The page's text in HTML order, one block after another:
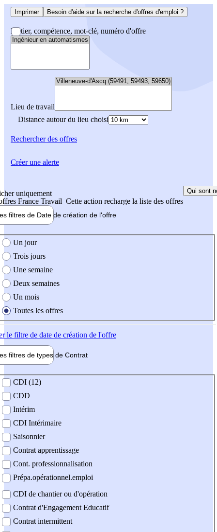
Imprimer Besoin d'aide sur la recherche d'offres d'emploi ?
Métier, compétence, mot-clé, numéro d'offre
Lieu de travail
Distance autour du lieu choisi
Rechercherdes offres
uniquement
France Travail Cette action recharge la liste des offres
Qui sont
filtres de Date de création de l'offre
création de l'offre
Un jour
Trois jours
Une semaine
Deux semaines
Un mois
Toutes les offres
le filtre de date de création de l'offre
filtres de types de Contrat
contrat
CDI (12)
CDD
Intérim
CDI Intérimaire
Saisonnier
Contrat apprentissage
Cont. professionnalisation
Prépa.opérationnel.emploi
CDI de chantier ou d'opération
Contrat d'Engagement Educatif
Contrat intermittent
Créer une alerte